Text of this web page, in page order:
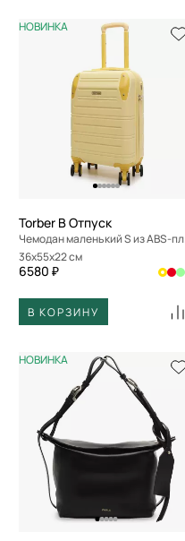
НОВИНКА
Torber В Отпуск
36x55x22 см
6580 ₽
В КОРЗИНУ
НОВИНКА